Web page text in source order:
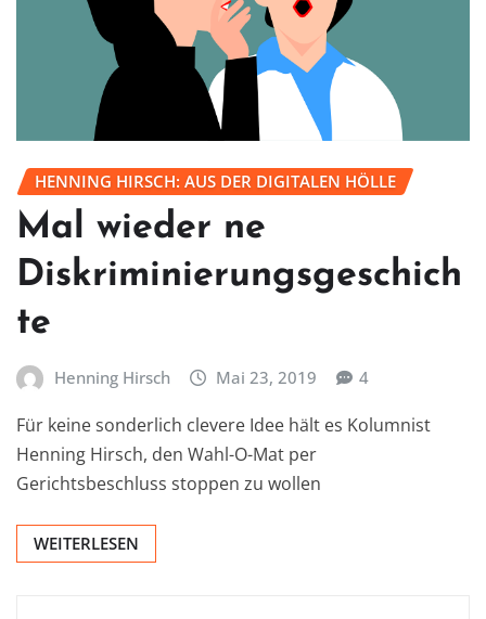
HENNING HIRSCH: AUS DER DIGITALEN HÖLLE
Mal wieder ne
Diskriminierungsgeschich
te
Henning Hirsch Mai 23, 2019 4
Für keine sonderlich clevere Idee hält es Kolumnist
Henning Hirsch, den Wahl-O-Mat per
Gerichtsbeschluss stoppen zu wollen
WEITERLESEN